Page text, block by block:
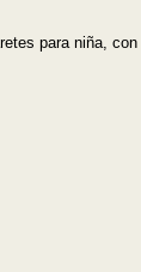
para niña,